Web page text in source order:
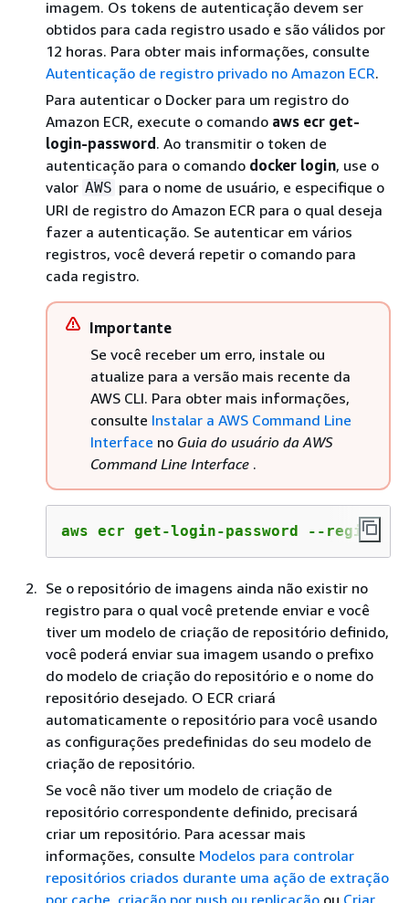
imagem. Os tokens de autenticação devem ser
obtidos para cada registro usado e são válidos por
12 horas. Para obter mais informações, consulte
Autenticação de registro privado no Amazon ECR.
Para autenticar o Docker para um registro do
Amazon ECR, execute o comando aws ecr get-
login-password . Ao transmitir o token de
autenticação para o comando docker login, use o
valor AWS para o nome de usuário, e especifique o
URI de registro do Amazon ECR para o qual deseja
fazer a autenticação. Se autenticar em vários
registros, você deverá repetir o comando para
cada registro.
Importante
Se você receber um erro, instale ou
atualize para a versão mais recente da
AWS CLI. Para obter mais informações,
consulte Instalar a AWS Command Line
Interface no Guia do usuário da AWS
Command Line Interface .
aws ecr get-login-password --region
Se o repositório de imagens ainda não existir no
registro para o qual você pretende enviar e você
tiver um modelo de criação de repositório definido,
você poderá enviar sua imagem usando o prefixo
do modelo de criação do repositório e o nome do
repositório desejado. O ECR criará
automaticamente o repositório para você usando
as configurações predefinidas do seu modelo de
criação de repositório.
Se você não tiver um modelo de criação de
repositório correspondente definido, precisará
criar um repositório. Para acessar mais
informações, consulte Modelos para controlar
repositórios criados durante uma ação de extração
por cache, criação por push ou replicação ou Criar